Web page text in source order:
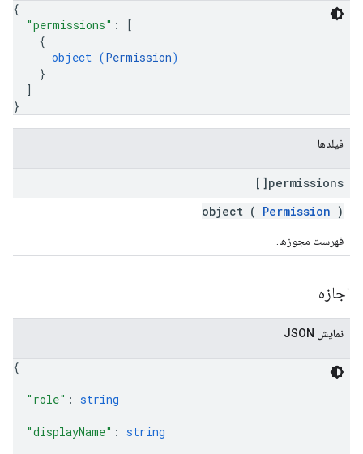
{
"permissions" :
[
{
object (Permission)
}
]
}
فیلدها
permissions[]
object ( Permission )
فهرست مجوزها.
اجازه
نمایش JSON
{
"role" : string
"displayName" : string